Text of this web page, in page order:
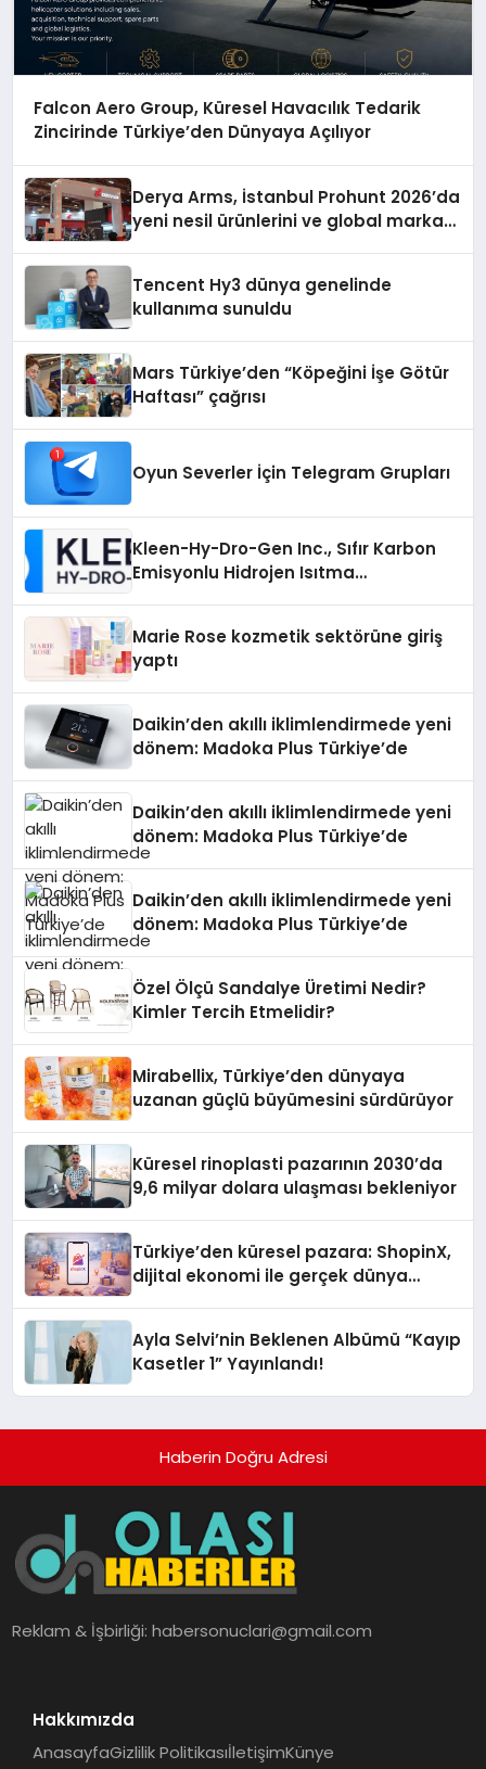
Falcon Aero Group, Küresel Havacılık Tedarik
Zincirinde Türkiye’den Dünyaya Açılıyor
Derya Arms, İstanbul Prohunt 2026’da
yeni nesil ürünlerini ve global marka
Tencent Hy3 dünya genelinde
kullanıma sunuldu
Mars Türkiye’den “Köpeğini İşe Götür
Haftası” çağrısı
Oyun Severler İçin Telegram Grupları
Kleen-Hy-Dro-Gen Inc., Sıfır Karbon
Emisyonlu Hidrojen Isıtma
Marie Rose kozmetik sektörüne giriş
yaptı
Daikin’den akıllı iklimlendirmede yeni
dönem: Madoka Plus Türkiye’de
Daikin’den akıllı iklimlendirmede yeni
dönem: Madoka Plus Türkiye’de
Daikin’den akıllı iklimlendirmede yeni
dönem: Madoka Plus Türkiye’de
Özel Ölçü Sandalye Üretimi Nedir?
Kimler Tercih Etmelidir?
Mirabellix, Türkiye’den dünyaya
uzanan güçlü büyümesini sürdürüyor
Küresel rinoplasti pazarının 2030’da
9,6 milyar dolara ulaşması bekleniyor
Türkiye’den küresel pazara: ShopinX,
dijital ekonomi ile gerçek dünya
Ayla Selvi’nin Beklenen Albümü “Kayıp
Kasetler 1” Yayınlandı!
Haberin Doğru Adresi
Reklam & İşbirliği:habersonuclari@gmail.com
Hakkımızda
AnasayfaGizlilik PolitikasıİletişimKünye